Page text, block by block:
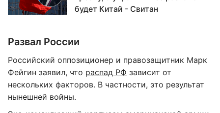
будет Китай - Свитан
Развал России
Российский оппозиционер и правозащитник Марк
Фейгин заявил, что распад РФ зависит от
нескольких факторов. В частности, это результат
нынешней войны.